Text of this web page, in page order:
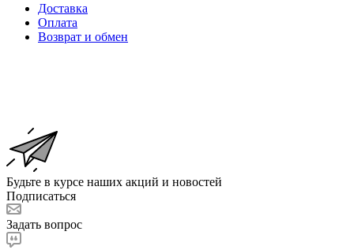
Доставка
Оплата
Возврат и обмен
Будьте в курсе наших акций и новостей
Подписаться
Задать вопрос